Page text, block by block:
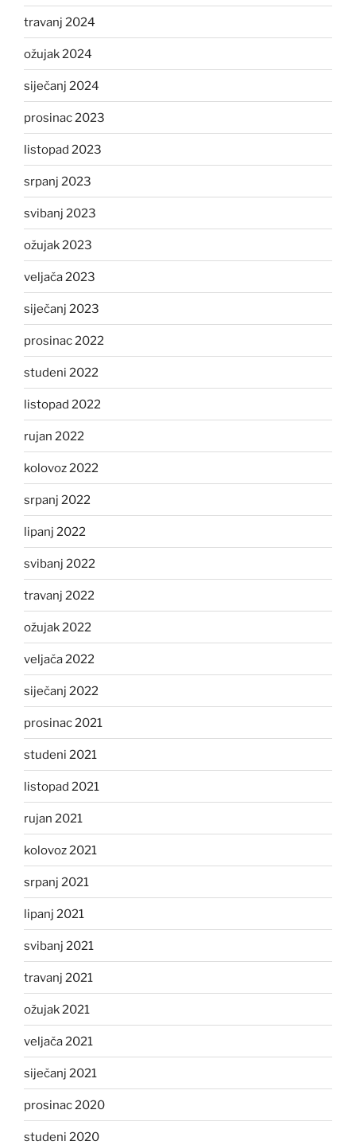
travanj 2024
ožujak 2024
siječanj 2024
prosinac 2023
listopad 2023
srpanj 2023
svibanj 2023
ožujak 2023
veljača 2023
siječanj 2023
prosinac 2022
studeni 2022
listopad 2022
rujan 2022
kolovoz 2022
srpanj 2022
lipanj 2022
svibanj 2022
travanj 2022
ožujak 2022
veljača 2022
siječanj 2022
prosinac 2021
studeni 2021
listopad 2021
rujan 2021
kolovoz 2021
srpanj 2021
lipanj 2021
svibanj 2021
travanj 2021
ožujak 2021
veljača 2021
siječanj 2021
prosinac 2020
studeni 2020